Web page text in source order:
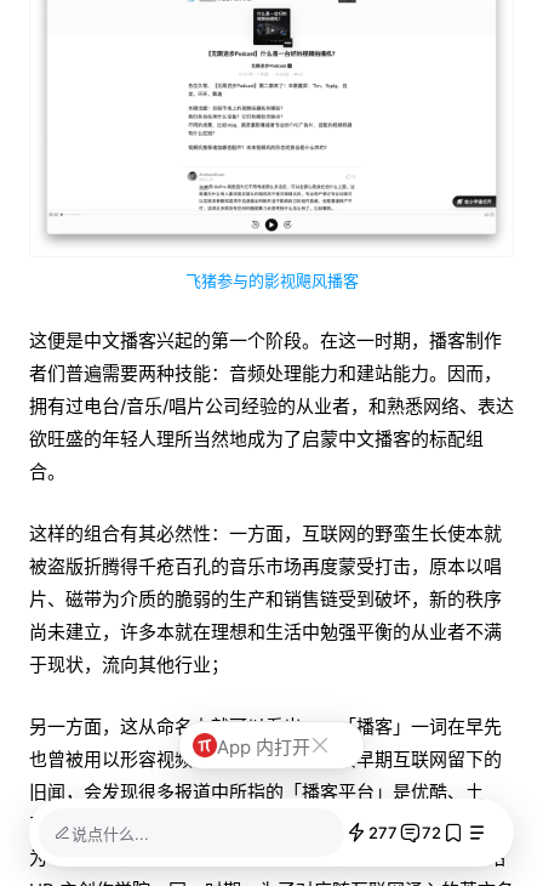
飞猪参与的影视飓风播客
这便是中文播客兴起的第一个阶段。在这一时期，播客制作
者们普遍需要两种技能：音频处理能力和建站能力。因而，
拥有过电台/音乐/唱片公司经验的从业者，和熟悉网络、表达
欲旺盛的年轻人理所当然地成为了启蒙中文播客的标配组
合。
这样的组合有其必然性：一方面，互联网的野蛮生长使本就
被盗版折腾得千疮百孔的音乐市场再度蒙受打击，原本以唱
片、磁带为介质的脆弱的生产和销售链受到破坏，新的秩序
尚未建立，许多本就在理想和生活中勉强平衡的从业者不满
于现状，流向其他行业；
另一方面，这从命名上就可以看出——「播客」一词在早先
也曾被用以形容视频作者。如果你去搜索早期互联网留下的
旧闻，会发现很多报道中所指的「播客平台」是优酷、土
豆、酷6之类的视频网站。一直到 2016 年，优酷还推出过名
为「播客学院」的视频创作者扶持计划，类似于现在的 B 站
说点什么... 277 72
App 内打开